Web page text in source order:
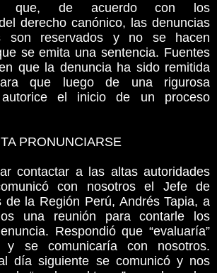
que, de acuerdo con los
derecho canónico, las denuncias
son reservados y no se hacen
se emita una sentencia. Fuentes
que la denuncia ha sido remitida
que luego de una rigurosa
el inicio de un proceso
PRONUNCIARSE
contactar a las altas autoridades
con nosotros el Jefe de
de la Región Perú, Andrés Tapia, a
una reunión para contarle los
Respondió que “evaluaría”
y se comunicaría con nosotros.
día siguiente se comunicó y nos